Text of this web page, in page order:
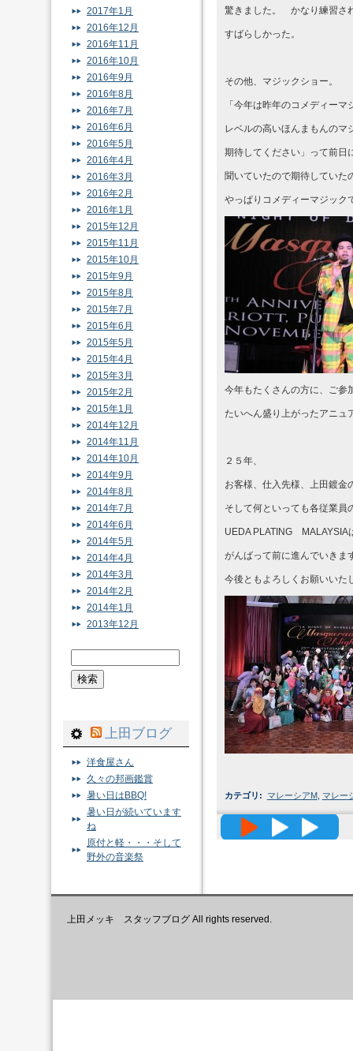
驚きました。 かなり練習さ
すばらしかった。
その他、マジックショー。
「今年は昨年のコメディーマ
レベルの高いほんまもんのマ
期待してください」って前日
聞いていたので期待していた
やっぱりコメディーマジック
今年もたくさんの方に、ご参
たいへん盛り上がったアニュ
２５年、
お客様、仕入先様、上田鍍金
そして何といっても各従業員
UEDA PLATING MALAYSIA
がんばって前に進んでいきま
今後ともよろしくお願いいた
カテゴリ : マレーシアM, マレー
高精度メ
2017年1月
2016年12月
2016年11月
2016年10月
2016年9月
2016年8月
2016年7月
2016年6月
2016年5月
2016年4月
2016年3月
2016年2月
2016年1月
2015年12月
2015年11月
2015年10月
2015年9月
2015年8月
2015年7月
2015年6月
2015年5月
2015年4月
2015年3月
2015年2月
2015年1月
2014年12月
2014年11月
2014年10月
2014年9月
2014年8月
2014年7月
2014年6月
2014年5月
2014年4月
2014年3月
2014年2月
2014年1月
2013年12月
上田ブログ
洋食屋さん
久々の邦画鑑賞
暑い日はBBQ!
暑い日が続いています
ね
原付と軽・・・そして
野外の音楽祭
上田メッキ スタッフブログ All rights reserved.